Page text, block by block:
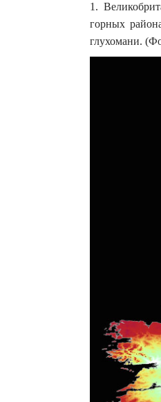
1.
горных
глухомани.